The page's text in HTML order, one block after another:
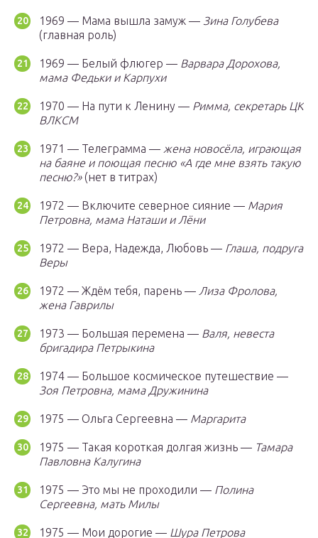
1969 — Мама вышла замуж — Зина Голубева
(главная роль)
1969 — Белый флюгер — Варвара Дорохова,
мама Федьки и Карпухи
1970 — На пути к Ленину — Римма, секретарь ЦК
ВЛКСМ
1971 — Телеграмма — жена новосёла, играющая
на баяне и поющая песню «А где мне взять такую
песню?»(нет в титрах)
1972 — Включите северное сияние — Мария
Петровна, мама Наташи и Лёни
1972 — Вера, Надежда, Любовь — Глаша, подруга
Веры
1972 — Ждём тебя, парень — Лиза Фролова,
жена Гаврилы
1973 — Большая перемена — Валя, невеста
бригадира Петрыкина
1974 — Большое космическое путешествие —
Зоя Петровна, мама Дружинина
1975 — Ольга Сергеевна — Маргарита
1975 — Такая короткая долгая жизнь — Тамара
Павловна Калугина
1975 — Это мы не проходили — Полина
Сергеевна, мать Милы
1975 — Мои дорогие — Шура Петрова